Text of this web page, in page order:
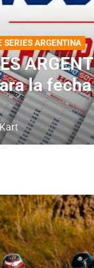
SERIES ARGENTINA
la